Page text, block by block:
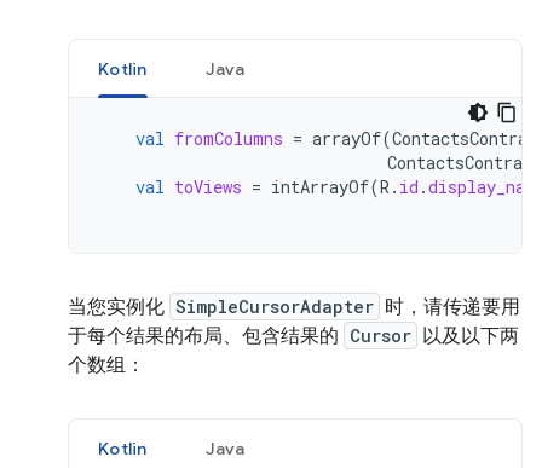
Kotlin Java
val fromColumns = arrayOf(
ContactsContract
val toViews = intArrayOf(R . id .
当您实例化 SimpleCursorAdapter 时，请传递要用
于每个结果的布局、包含结果的 Cursor 以及以下两
个数组：
Kotlin Java